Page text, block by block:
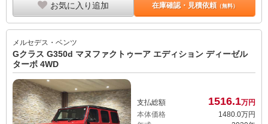
お気に入り追加 在庫確認・見積依頼（無料）
メルセデス・ベンツ
Gクラス G350d マヌファクトゥーア エディション ディーゼル
ターボ 4WD
支払総額 1516.1万円
本体価格
1480.0万円